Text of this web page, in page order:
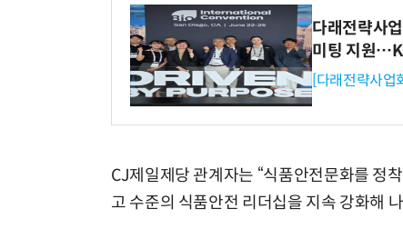
다래전략사
미팅 지원
[다래전략사업
CJ제일제당 관계자는 “식품안전문화를 정
고 수준의 식품안전 리더십을 지속 강화해